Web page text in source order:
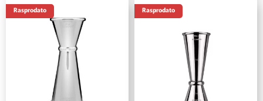
Rasprodato Rasprodato